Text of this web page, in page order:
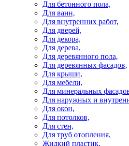
Для бетонного пола,
Для ванн,
Для внутренних работ,
Для дверей,
Для декора,
Для дерева,
Для деревянного пола,
Для деревянных фасадов,
Для крыши,
Для мебели,
Для минеральных
Для наружных и
Для окон,
Для потолков,
Для стен,
Для труб отопления,
Жидкий пластик,